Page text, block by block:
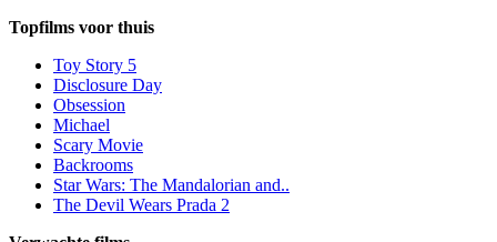
Topfilms voor thuis
Toy Story 5
Disclosure Day
Obsession
Michael
Scary Movie
Backrooms
Star Wars: The Mandalorian and..
The Devil Wears Prada 2